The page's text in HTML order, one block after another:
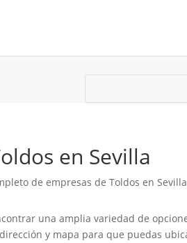
en Sevilla
de empresas de Toldos en
una amplia variedad de
y mapa para que puedas